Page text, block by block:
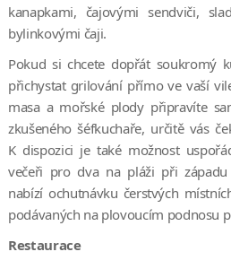
kanapkami, čajovými sendviči,
bylinkovými čaji.
Pokud si chcete dopřát soukromý
přichystat grilování přímo ve vaší
masa a mořské plody připravíte
zkušeného šéfkuchaře, určitě vás
K dispozici je také možnost
večeři pro dva na pláži při
nabízí ochutnávku čerstvých
podávaných na plovoucím podnosu
Restaurace